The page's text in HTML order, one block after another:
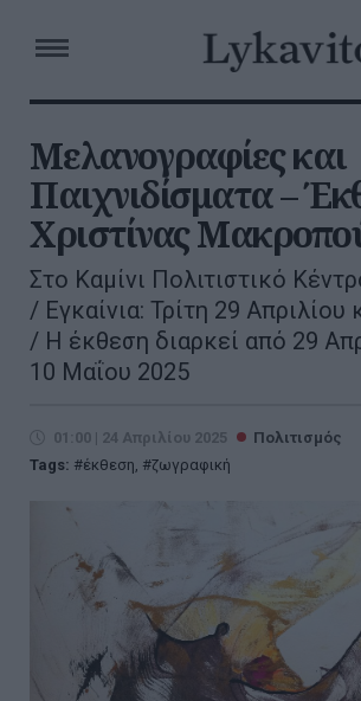
Μελανογραφίες και
Παιχνιδίσματα –
Χριστίνας
Στο Καμίνι Πολιτιστικό
/ Εγκαίνια: Τρίτη 29 Απριλίου
/ Η έκθεση διαρκεί από 29
10 Μαΐου 2025
01:00 | 24 Απριλίου 2025
Πολιτισμός
Tags:
έκθεση, ζωγραφική